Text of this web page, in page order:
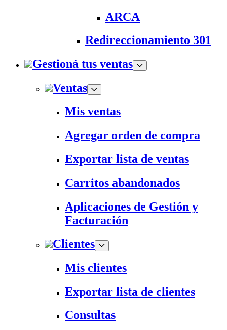
ARCA
Redireccionamiento 301
Gestioná tus ventas
Ventas
Mis ventas
Agregar orden de compra
Exportar lista de ventas
Carritos abandonados
Aplicaciones de Gestión y
Facturación
Clientes
Mis clientes
Exportar lista de clientes
Consultas